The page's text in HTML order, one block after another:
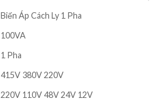
Biến Áp Cách Ly 1 Pha
100VA
1 Pha
415V 380V 220V
220V 110V 48V 24V 12V